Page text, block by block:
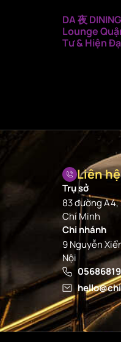
DA 夜
Lounge
Tư & Hiện
Liên hệ
Trụ sở
83 đường A4,
Chí Minh
Chi nhánh
9 Nguyễn
Nội